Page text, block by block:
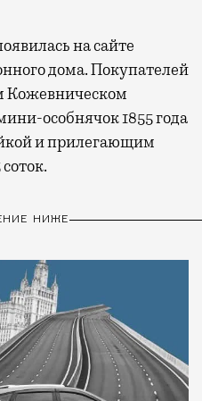
дома. Покупателей
Кожевническом
особнячок 1855 года
и прилегающим
НИЖЕ